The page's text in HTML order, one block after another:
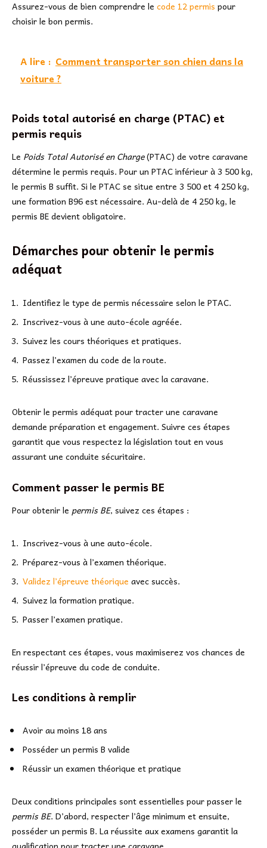
Assurez-vous de bien comprendre le code 12 permis pour
choisir le bon permis.
A lire : Comment transporter son chien dans la
voiture ?
Poids total autorisé en charge (PTAC) et
permis requis
Le Poids Total Autorisé en Charge(PTAC) de votre caravane
détermine le permis requis. Pour un PTAC inférieur à 3 500 kg,
le permis B suffit. Si le PTAC se situe entre 3 500 et 4 250 kg,
une formation B96 est nécessaire. Au-delà de 4 250 kg, le
permis BE devient obligatoire.
Démarches pour obtenir le permis
adéquat
Identifiez le type de permis nécessaire selon le PTAC.
Inscrivez-vous à une auto-école agréée.
Suivez les cours théoriques et pratiques.
Passez l’examen du code de la route.
Réussissez l’épreuve pratique avec la caravane.
Obtenir le permis adéquat pour tracter une caravane
demande préparation et engagement. Suivre ces étapes
garantit que vous respectez la législation tout en vous
assurant une conduite sécuritaire.
Comment passer le permis BE
Pour obtenir le permis BE, suivez ces étapes :
Inscrivez-vous à une auto-école.
Préparez-vous à l’examen théorique.
Validez l’épreuve théorique avec succès.
Suivez la formation pratique.
Passer l’examen pratique.
En respectant ces étapes, vous maximiserez vos chances de
réussir l’épreuve du code de conduite.
Les conditions à remplir
Avoir au moins 18 ans
Posséder un permis B valide
Réussir un examen théorique et pratique
Deux conditions principales sont essentielles pour passer le
permis BE. D’abord, respecter l’âge minimum et ensuite,
posséder un permis B. La réussite aux examens garantit la